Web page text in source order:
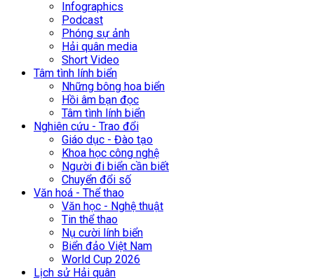
Infographics
Podcast
Phóng sự ảnh
Hải quân media
Short Video
Tâm tình lính biển
Những bông hoa biển
Hồi âm bạn đọc
Tâm tình lính biển
Nghiên cứu - Trao đổi
Giáo dục - Đào tạo
Khoa học công nghệ
Người đi biển cần biết
Chuyển đổi số
Văn hoá - Thể thao
Văn học - Nghệ thuật
Tin thể thao
Nụ cười lính biển
Biển đảo Việt Nam
World Cup 2026
Lịch sử Hải quân